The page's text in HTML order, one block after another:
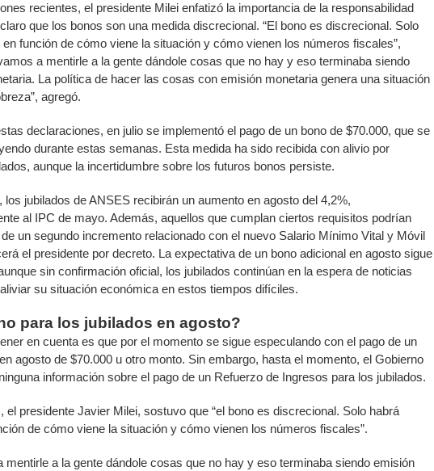
recientes, el presidente Milei enfatizó la importancia de la responsabilidad
que los bonos son una medida discrecional. “El bono es discrecional. Solo
en función de cómo viene la situación y cómo vienen los números fiscales”,
a mentirle a la gente dándole cosas que no hay y eso terminaba siendo
La política de hacer las cosas con emisión monetaria genera una situación
agregó.
declaraciones, en julio se implementó el pago de un bono de $70.000, que se
durante estas semanas. Esta medida ha sido recibida con alivio por
aunque la incertidumbre sobre los futuros bonos persiste.
los jubilados de ANSES recibirán un aumento en agosto del 4,2%,
al IPC de mayo. Además, aquellos que cumplan ciertos requisitos podrían
un segundo incremento relacionado con el nuevo Salario Mínimo Vital y Móvil
el presidente por decreto. La expectativa de un bono adicional en agosto sigue
sin confirmación oficial, los jubilados continúan en la espera de noticias
su situación económica en estos tiempos difíciles.
para los jubilados en agosto?
en cuenta es que por el momento se sigue especulando con el pago de un
agosto de $70.000 u otro monto. Sin embargo, hasta el momento, el Gobierno
información sobre el pago de un Refuerzo de Ingresos para los jubilados.
el presidente Javier Milei, sostuvo que “el bono es discrecional. Solo habrá
de cómo viene la situación y cómo vienen los números fiscales”.
mentirle a la gente dándole cosas que no hay y eso terminaba siendo emisión